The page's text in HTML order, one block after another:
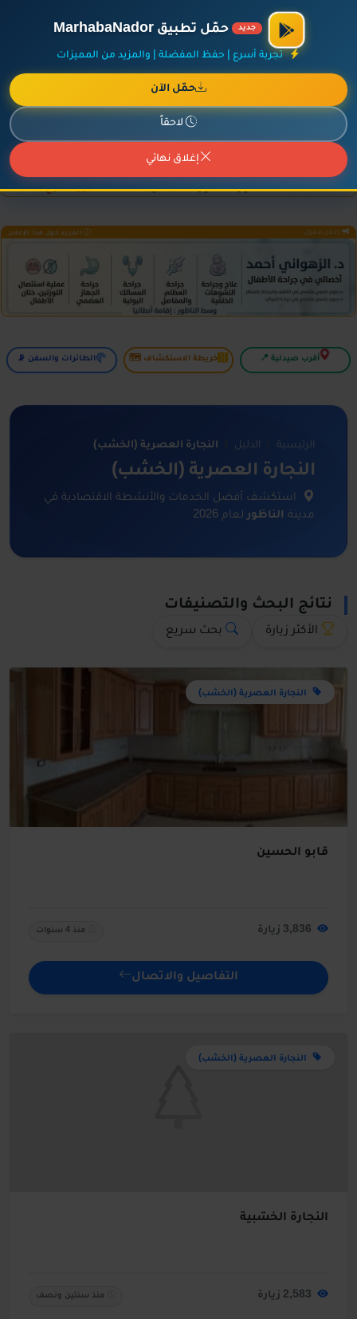
أضف نشاطك مجاناً
جديد حمّل تطبيق MarhabaNador
تجربة أسرع | حفظ المفضلة | والمزيد من المميزات
حمّل الآن
لاحقاً
إغلاق نهائي
إعلان ممول المزيد حول هذا الإعلان
إعلان ممول المزيد حول هذا الإعلان
أقرب صيدلية 📍 خريطة الاستكشاف 🗺️ الطائرات والسفن 📡
الرئيسية الدليل النجارة العصرية (الخشب)
النجارة العصرية (الخشب)
استكشف أفضل الخدمات والأنشطة الاقتصادية في
مدينة الناظور لعام 2026
نتائج البحث والتصنيفات
الأكثر زيارة بحث سريع
النجارة العصرية (الخشب)
قابو الحسين
منذ 4 سنوات
التفاصيل والاتصال
النجارة العصرية (الخشب)
النجارة الخشبية
منذ سنتين ونصف